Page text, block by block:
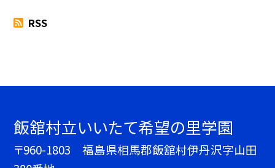
RSS
飯舘村立いいたて希望の里学園
〒960-1803 福島県相馬郡飯舘村伊丹沢字山田